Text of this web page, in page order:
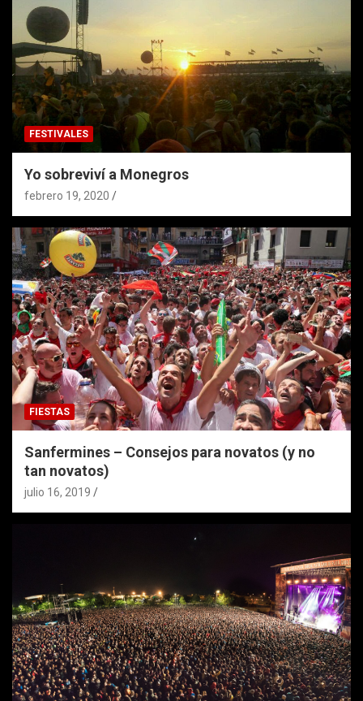
FESTIVALES
Yo sobreviví a Monegros
febrero 19, 2020
FIESTAS
Sanfermines – Consejos para novatos (y no
tan novatos)
julio 16, 2019